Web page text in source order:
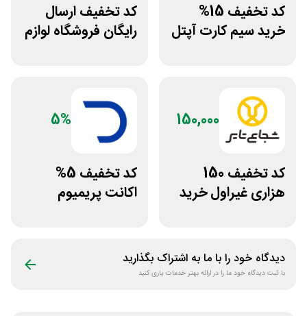
کد تخفیف 15%
خرید سیم کارت آپتل
کد تخفیف ارسال
رایگان فروشگاه لوازم
150,000
کد تخفیف 150
هزاری غیراول خرید
5%
کد تخفیف 5%
اکانت پریمیوم
دیدگاه خود را با ما به اشتراک بگذارید
با ثبت دیدگاه خود ما را در ارائه بهتر خدمات یاری کنید